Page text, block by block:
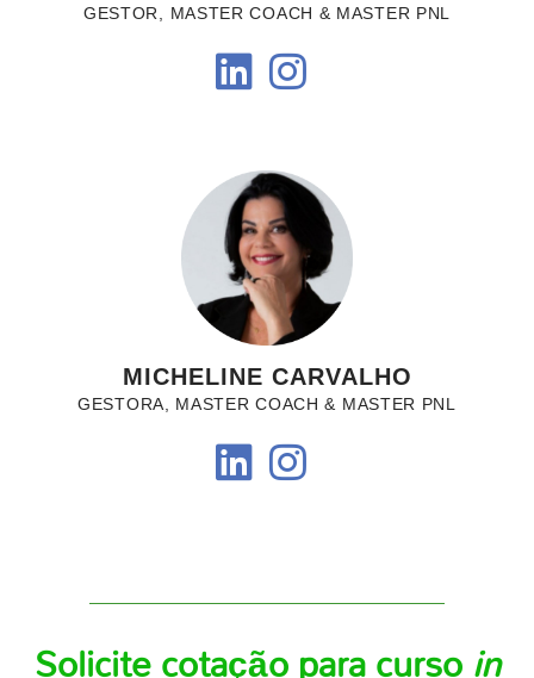
GESTOR, MASTER COACH & MASTER PNL
MICHELINE CARVALHO
GESTORA, MASTER COACH & MASTER PNL
Solicite cotação para cursoin